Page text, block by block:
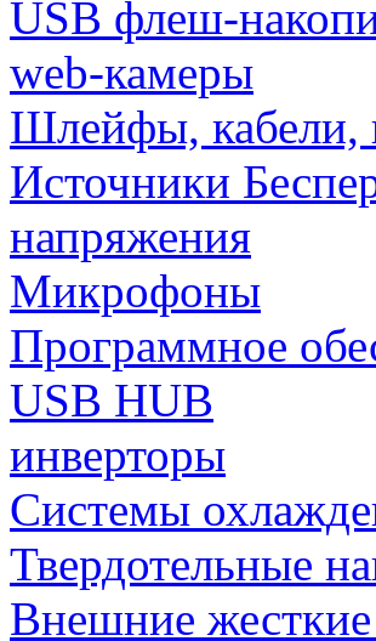
USB флеш-
web-камеры
Шлейфы, кабели,
Источники
напряжения
Микрофоны
Программное
USB HUB
инверторы
Системы
Твердотельные
Внешние